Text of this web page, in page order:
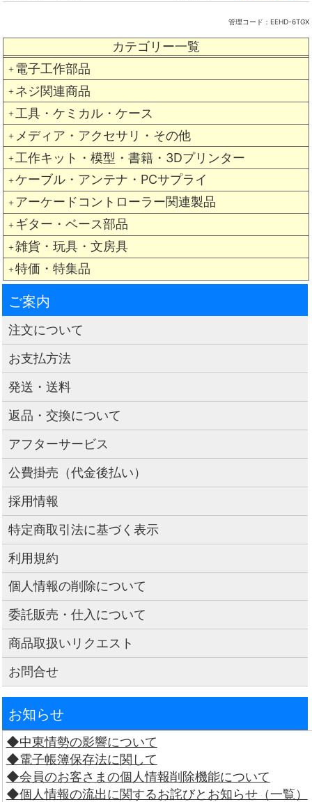
カテゴリー一覧
＋ 電子工作部品
＋ ネジ関連商品
＋ 工具・ケミカル・ケース
＋ メディア・アクセサリ・その他
＋ 工作キット・模型・書籍・3Dプリンター
＋ ケーブル・アンテナ・PCサプライ
＋ アーケードコントローラー関連製品
＋ ギター・ベース部品
＋ 雑貨・玩具・文房具
＋ 特価・特集品
管理コード： EEHD-6TGX
ご案内
注文について
お支払方法
発送・送料
返品・交換について
アフターサービス
公費掛売（代金後払い）
採用情報
特定商取引法に基づく表示
利用規約
個人情報の削除について
委託販売・仕入について
商品取扱いリクエスト
お問合せ
お知らせ
◆中東情勢の影響について
◆電子帳簿保存法に関して
◆会員のお客さまの個人情報削除機能について
◆個人情報の流出に関するお詫びとお知らせ（一覧）